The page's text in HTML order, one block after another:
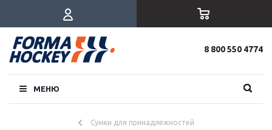
8 800 550 4774
МЕНЮ
Сумки для принадлежностей